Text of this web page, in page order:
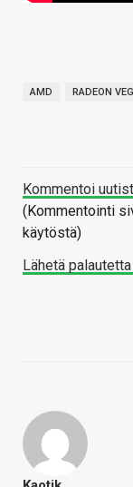
AMD RADEON
Kommentoi
(Kommentointi
käytöstä)
Lähetä